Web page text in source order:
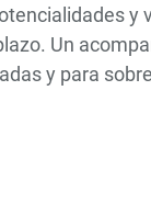
y
Un
y para